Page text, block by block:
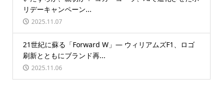
リデーキャンペーン...
2025.11.07
21世紀に蘇る「Forward W」― ウィリアムズF1、ロゴ
刷新とともにブランド再...
2025.11.06